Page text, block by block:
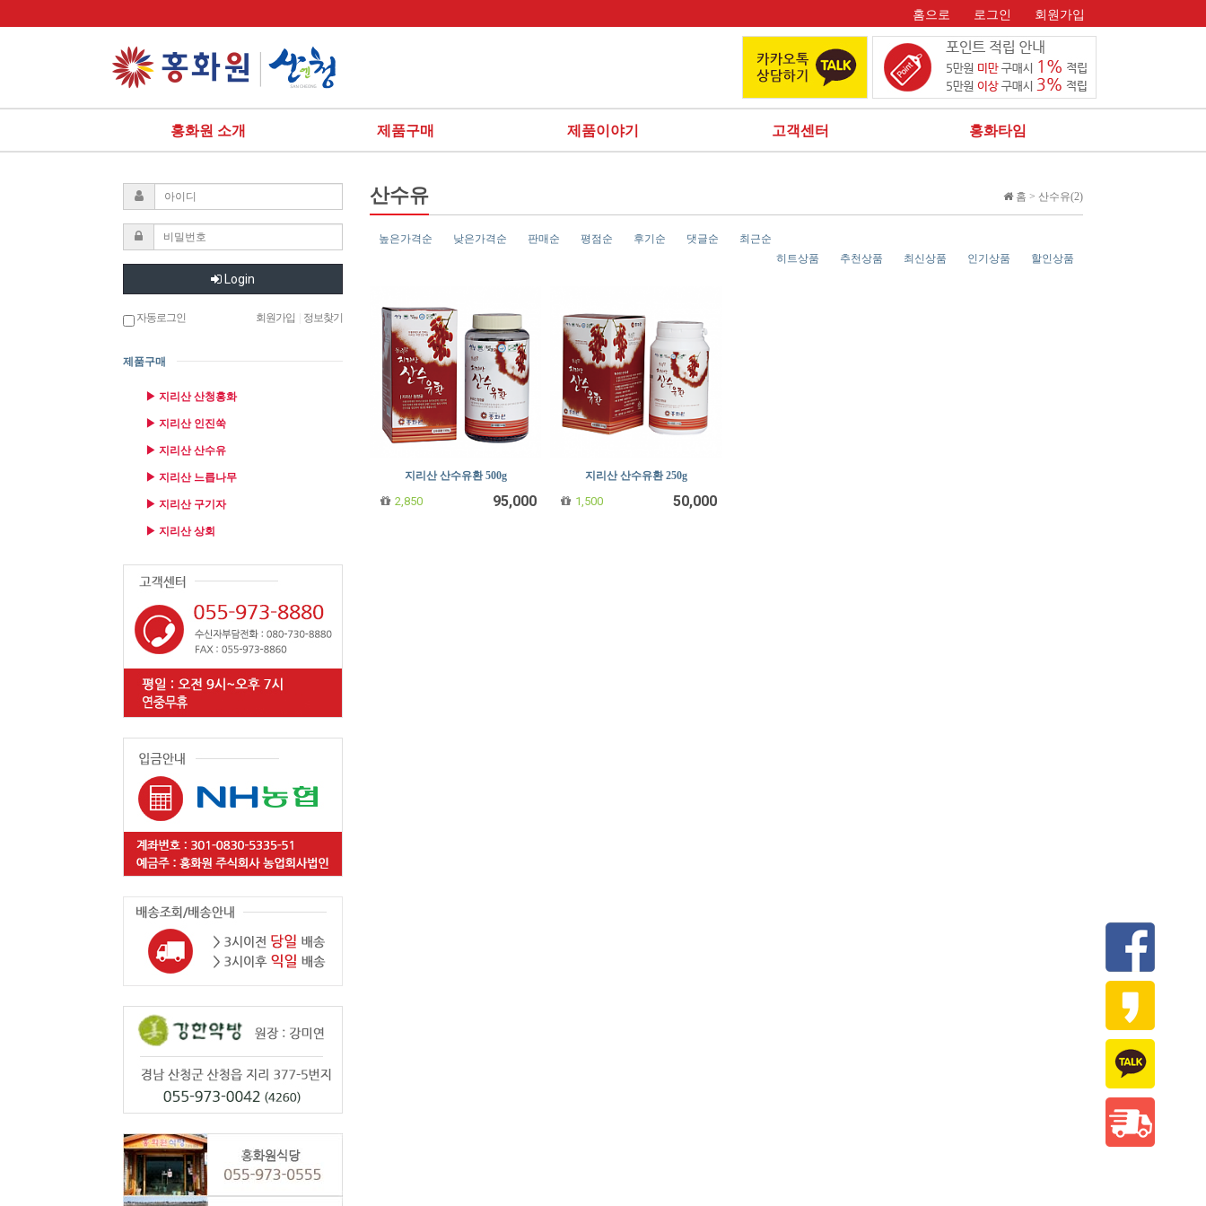
회원가입
로그인
홈으로
홍화원 소개 제품구매 제품이야기 고객센터 홍화타임
홈 > 산수유(2)
산수유
높은가격순 낮은가격순 판매순 평점순 후기순 댓글순
최근순
히트상품
추천상품 최신상품 인기상품 할인상품
지리산 산수유환 500g
2,850 95,000
지리산 산수유환 250g
1,500 50,000
Login
자동로그인 회원가입 정보찾기
제품구매
▶ 지리산 산청홍화
▶ 지리산 인진쑥
▶ 지리산 산수유
▶ 지리산 느릅나무
▶ 지리산 구기자
▶ 지리산 상회